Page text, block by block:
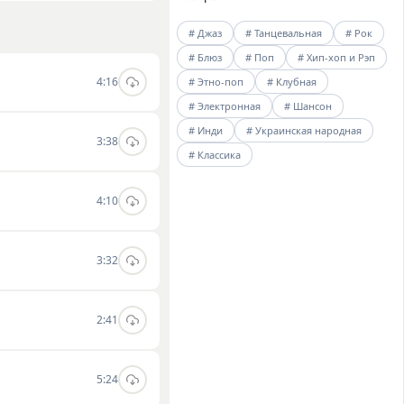
на ценителей
слушать и
4:16
3:38
4:10
3:32
2:41
5:24
# Джаз # Танцевальная
# Рок
# Блюз
# Поп
# Хип-хоп и Рэп
# Этно-поп
# Клубная
# Электронная
# Шансон
# Инди
# Украинская народная
# Классика